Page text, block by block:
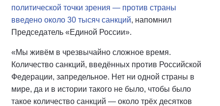
политической точки зрения — против страны
введено около 30 тысяч санкций, напомнил
Председатель «Единой России».
«Мы живём в чрезвычайно сложное время.
Количество санкций, введённых против Российской
Федерации, запредельное. Нет ни одной страны в
мире, да и в истории такого не было, чтобы было
такое количество санкций — около трёх десятков